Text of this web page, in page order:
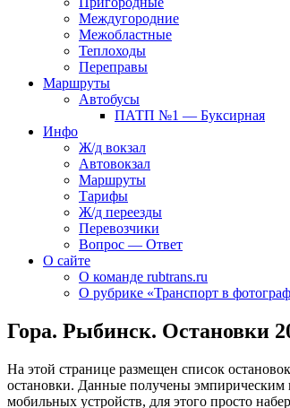
Междугородние
Межобластные
Теплоходы
Переправы
Маршруты
Автобусы
ПАТП №1 — Буксирная
Инфо
Ж/д вокзал
Автовокзал
Маршруты
Тарифы
Ж/д переезды
Перевозчики
Вопрос — Ответ
О сайте
О команде rubtrans.ru
О рубрике «Транспорт в
Гора. Рыбинск. Остановки
На этой странице размещен список
остановки. Данные получены эмпирическим
мобильных устройств, для этого просто